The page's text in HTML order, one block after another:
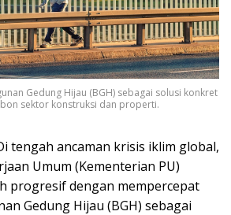
Gedung Hijau (BGH) sebagai solusi konkret
sektor konstruksi dan properti.
tengah ancaman krisis iklim global,
Umum (Kementerian PU)
progresif dengan mempercepat
Gedung Hijau (BGH) sebagai